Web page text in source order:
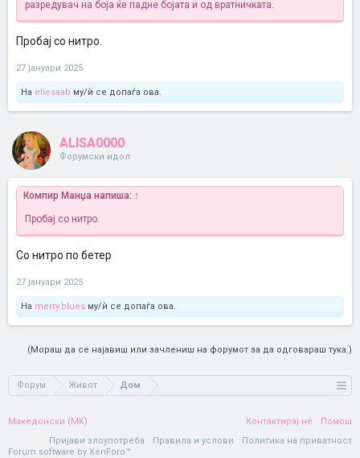
разредувач на боја ќе падне бојата и од вратничката.
Пробај со нитро.
27 јануари 2025
На eliesaab му/ѝ се допаѓа ова.
ALISA0000
Форумски идол
Компир Манџа напиша: ↑
Пробај со нитро.
Со нитро по бетер
27 јануари 2025
На merry.blues му/ѝ се допаѓа ова.
(Мораш да се најавиш или зачлениш на форумот за да одговараш тука.)
Форум Живот Дом
Македонски (MK) Контактирај нè
Помош
Пријави злоупотреба
Правила и услови
Политика на приватност
Forum software by XenForo™